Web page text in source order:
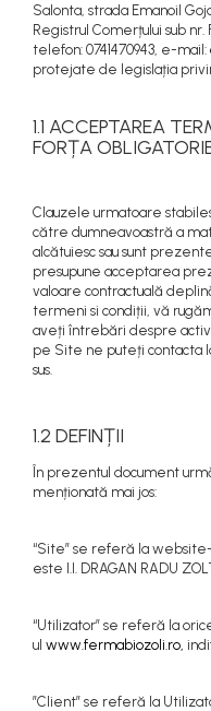
Salonta, strada Emanoil
Registrul Comerțului sub nr.
telefon: 0741470943, e-mail:
protejate de legislația
1.1 ACCEPTAREA
FORȚA
Clauzele urmatoare
către dumneavoastră a
alcătuiesc sau sunt
presupune acceptarea
valoare contractuală
termeni si condiții, vă
aveți întrebări despre
pe Site ne puteți contacta
sus.
1.2 DEFINȚII
În prezentul document
menționată mai jos:
“Site” se referă la website-
este I.I. DRAGAN RADU
“Utilizator” se referă la
ul www.fermabiozoli.ro,
”Client” se referă la